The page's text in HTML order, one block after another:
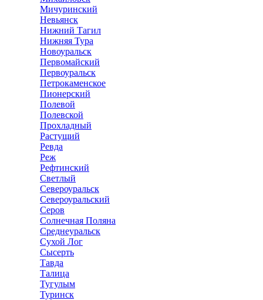
Мичуринский
Невьянск
Нижний Тагил
Нижняя Тура
Новоуральск
Первомайский
Первоуральск
Петрокаменское
Пионерский
Полевой
Полевской
Прохладный
Растущий
Ревда
Реж
Рефтинский
Светлый
Североуральск
Североуральский
Серов
Солнечная Поляна
Среднеуральск
Сухой Лог
Сысерть
Тавда
Талица
Тугулым
Туринск